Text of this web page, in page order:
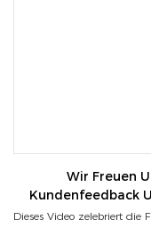
lässt sich individuell
Logogestaltung und den
Wir Freuen
Kundenfeedback
Dieses Video zelebriert die